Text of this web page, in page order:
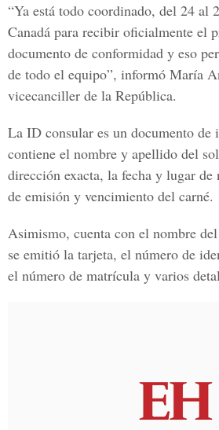
“Ya está todo coordinado, del 24 al
Canadá para recibir oficialmente el
documento de conformidad y eso
de todo el equipo”, informó María
vicecanciller de la República.
La ID consular es un documento de
contiene el nombre y apellido del
dirección exacta, la fecha y lugar
de emisión y vencimiento del carné.
Asimismo, cuenta con el nombre
se emitió la tarjeta, el número de
el número de matrícula y varios